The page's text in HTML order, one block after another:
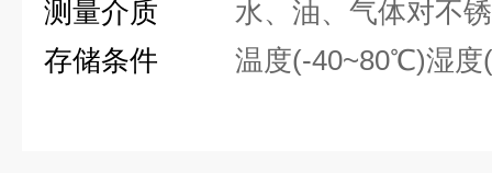
测量介质 水、油、气体对不
存储条件 温度(-40~80℃)湿度